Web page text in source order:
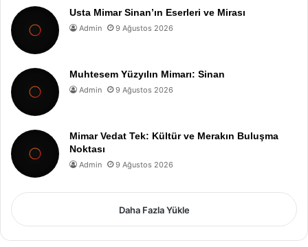
Usta Mimar Sinan’ın Eserleri ve Mirası
Admin 9 Ağustos 2026
Muhtesem Yüzyılın Mimarı: Sinan
Admin 9 Ağustos 2026
Mimar Vedat Tek: Kültür ve Merakın Buluşma
Noktası
Admin 9 Ağustos 2026
Daha Fazla Yükle